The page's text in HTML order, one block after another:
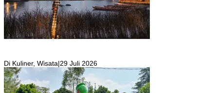
Di Kuliner, Wisata|29 Juli 2026